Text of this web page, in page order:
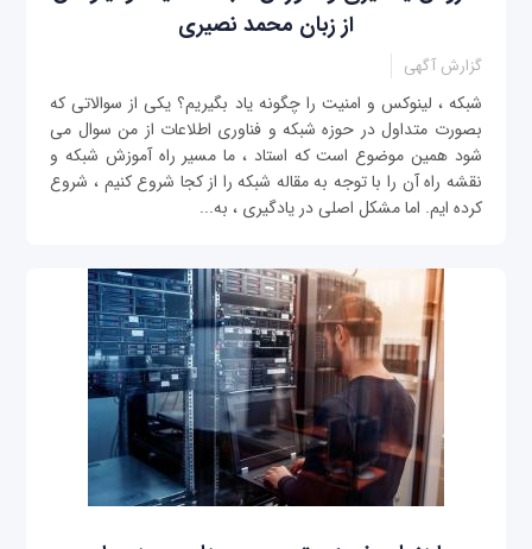
از زبان محمد نصیری
گزارش آگهی
شبکه ، لینوکس و امنیت را چگونه یاد بگیریم؟ یکی از سوالاتی که
بصورت متداول در حوزه شبکه و فناوری اطلاعات از من سوال می
شود همین موضوع است که استاد ، ما مسیر راه آموزش شبکه و
نقشه راه آن را با توجه به مقاله شبکه را از کجا شروع کنیم ، شروع
کرده ایم. اما مشکل اصلی در یادگیری ، به...